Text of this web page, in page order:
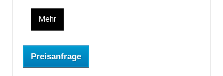
Mehr
Preisanfrage